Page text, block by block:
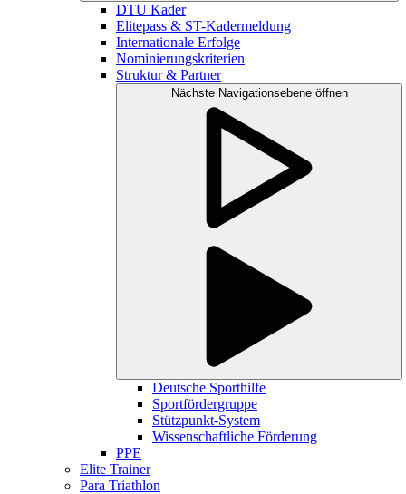
DTU Kader
Elitepass & ST-Kadermeldung
Internationale Erfolge
Nominierungskriterien
Struktur & Partner
Nächste Navigationsebene öffnen
Deutsche Sporthilfe
Sportfördergruppe
Stützpunkt-System
Wissenschaftliche Förderung
PPE
Elite Trainer
Para Triathlon